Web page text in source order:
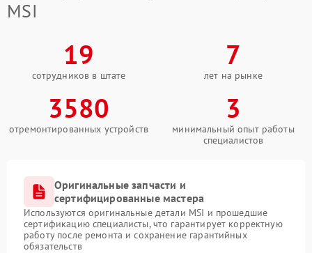
MSI
19
сотрудников в штате
7
лет на рынке
3580
отремонтированных устройств
3
минимальный опыт работы
специалистов
Оригинальные запчасти и
сертифицированные мастера
Используются оригинальные детали MSI и прошедшие
сертификацию специалисты, что гарантирует корректную
работу после ремонта и сохранение гарантийных
обязательств